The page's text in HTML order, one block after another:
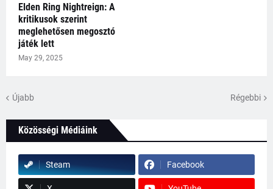
Elden Ring Nightreign: A
kritikusok szerint
meglehetősen megosztó
játék lett
May 29, 2025
Újabb Régebbi
Közösségi Médiáink
Steam Facebook